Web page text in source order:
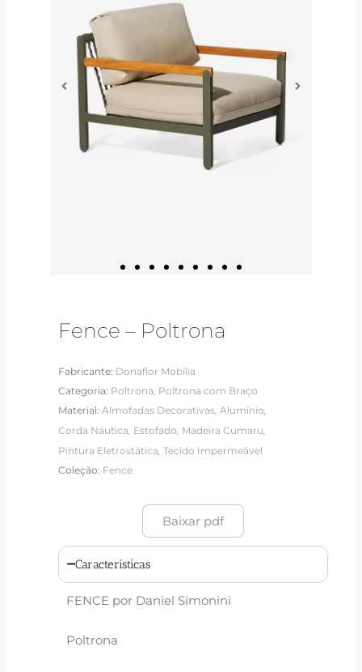
Fence – Poltrona
Fabricante: Donaflor Mobília
Categoria: Poltrona Poltrona com Braço
Material:Almofadas Decorativas Alumínio
Corda Náutica Estofado Madeira Cumaru
Pintura Eletrostática Tecido Impermeável
Coleção: Fence
Baixar pdf
Características
FENCE por Daniel Simonini
Poltrona